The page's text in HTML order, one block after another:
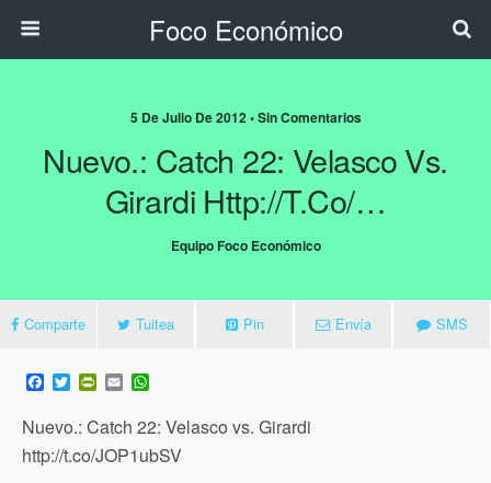
Foco Económico
5 De Julio De 2012 • Sin Comentarios
Nuevo.: Catch 22: Velasco Vs.
Girardi Http://t.co/…
Equipo Foco Económico
Comparte Tuitea Pin Envía SMS
F
a
e
b
o
T
w
t
t
e
P
i
n
t
F
E
m
a
i
l
a
t
s
A
Nuevo.: Catch 22: Velasco vs. Girardi
http://t.co/JOP1ubSV